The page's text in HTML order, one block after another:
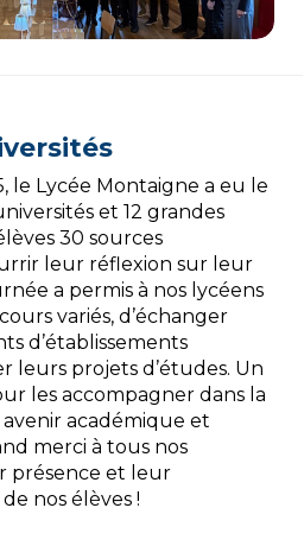
le Lycée Montaigne a eu le
et 12 grandes
30 sources
leur réflexion sur leur
a permis à nos lycéens
variés, d’échanger
d’établissements
leurs projets d’études. Un
les accompagner dans la
académique et
merci à tous nos
présence et leur
nos élèves !